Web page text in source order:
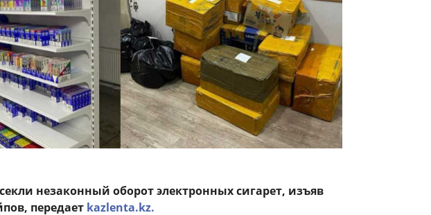
незаконный оборот электронных сигарет, изъяв
передает kazlenta.kz.